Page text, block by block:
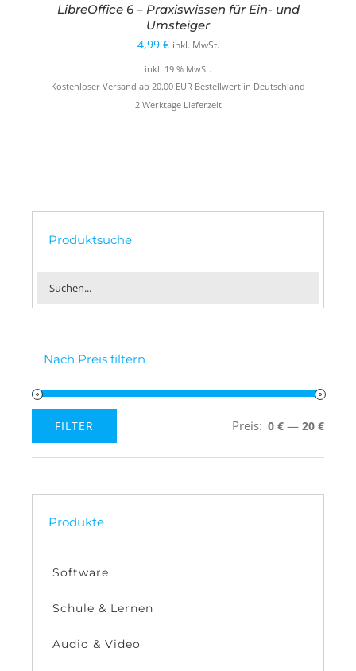
LibreOffice 6 – Praxiswissen für Ein- und
Umsteiger
4,99 € inkl. MwSt.
inkl. 19 % MwSt.
Kostenloser Versand ab 20.00 EUR Bestellwert in Deutschland
2 Werktage Lieferzeit
Produktsuche
Nach Preis filtern
Preis
Preis
FILTER Preis: 0 € — 20 €
Produkte
Software
Schule & Lernen
Audio & Video